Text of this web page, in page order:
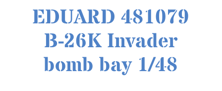
EDUARD 481079
B-26K Invader
bomb bay 1/48